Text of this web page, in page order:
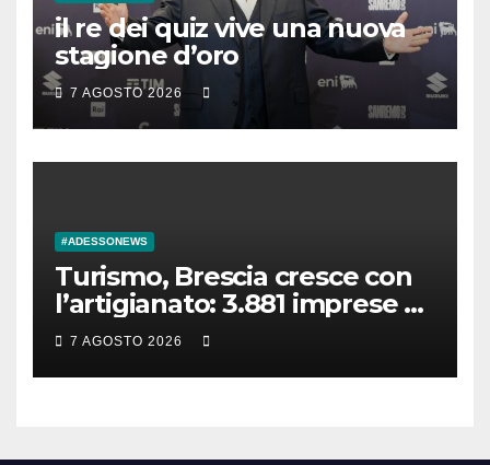
il re dei quiz vive una nuova
stagione d’oro
7 AGOSTO 2026
#ADESSONEWS
Turismo, Brescia cresce con
l’artigianato: 3.881 imprese e
5.270 assunzioni previste per
l’estate
7 AGOSTO 2026